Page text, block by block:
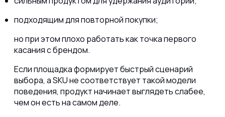
подходящим для повторной покупки;
но при этом плохо работать как точка первого
касания с брендом.
Если площадка формирует быстрый сценарий
выбора, а SKU не соответствует такой модели
поведения, продукт начинает выглядеть слабее,
чем он есть на самом деле.